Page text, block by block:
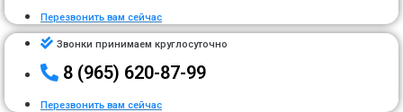
Перезвонить вам сейчас
Звонки принимаем круглосуточно
8 (965) 620-87-99
Перезвонить вам сейчас